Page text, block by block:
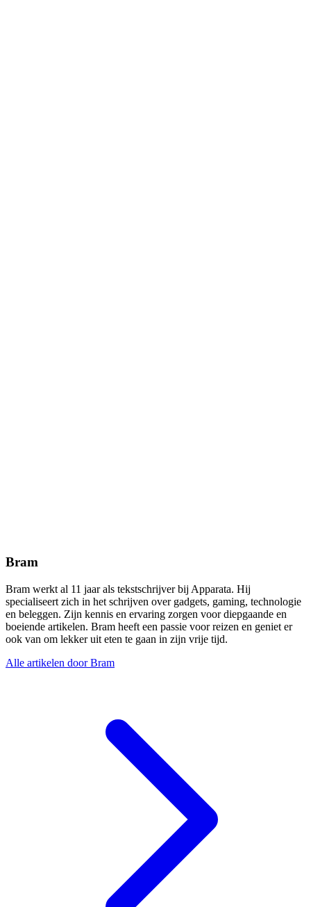
Bram
Bram werkt al 11 jaar als tekstschrijver bij Apparata. Hij
specialiseert zich in het schrijven over gadgets, gaming, technologie
en beleggen. Zijn kennis en ervaring zorgen voor diepgaande en
boeiende artikelen. Bram heeft een passie voor reizen en geniet er
ook van om lekker uit eten te gaan in zijn vrije tijd.
Alle artikelen door Bram